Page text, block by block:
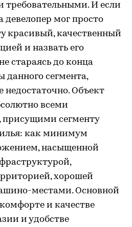
требовательными. И если
девелопер мог просто
красивый, качественный
и назвать его
стараясь до конца
данного сегмента,
недостаточно. Объект
всеми
сегменту
как минимум
насыщенной
хорошей
местами. Основной
и качестве
и удобстве